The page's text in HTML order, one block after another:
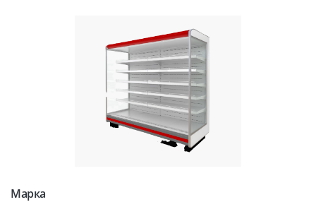
Марка